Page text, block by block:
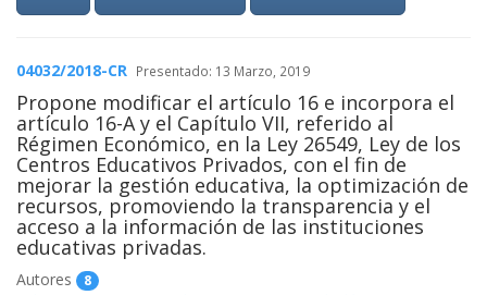
04032/2018-CR Presentado: 13 Marzo, 2019
Propone modificar el artículo 16 e incorpora el
artículo 16-A y el Capítulo VII, referido al
Régimen Económico, en la Ley 26549, Ley de los
Centros Educativos Privados, con el fin de
mejorar la gestión educativa, la optimización de
recursos, promoviendo la transparencia y el
acceso a la información de las instituciones
educativas privadas.
Autores 8